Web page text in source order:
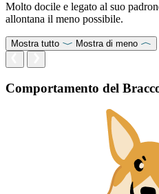
Molto docile e legato al suo
allontana il meno possibile.
Mostra tutto Mostra di meno
Comportamento del